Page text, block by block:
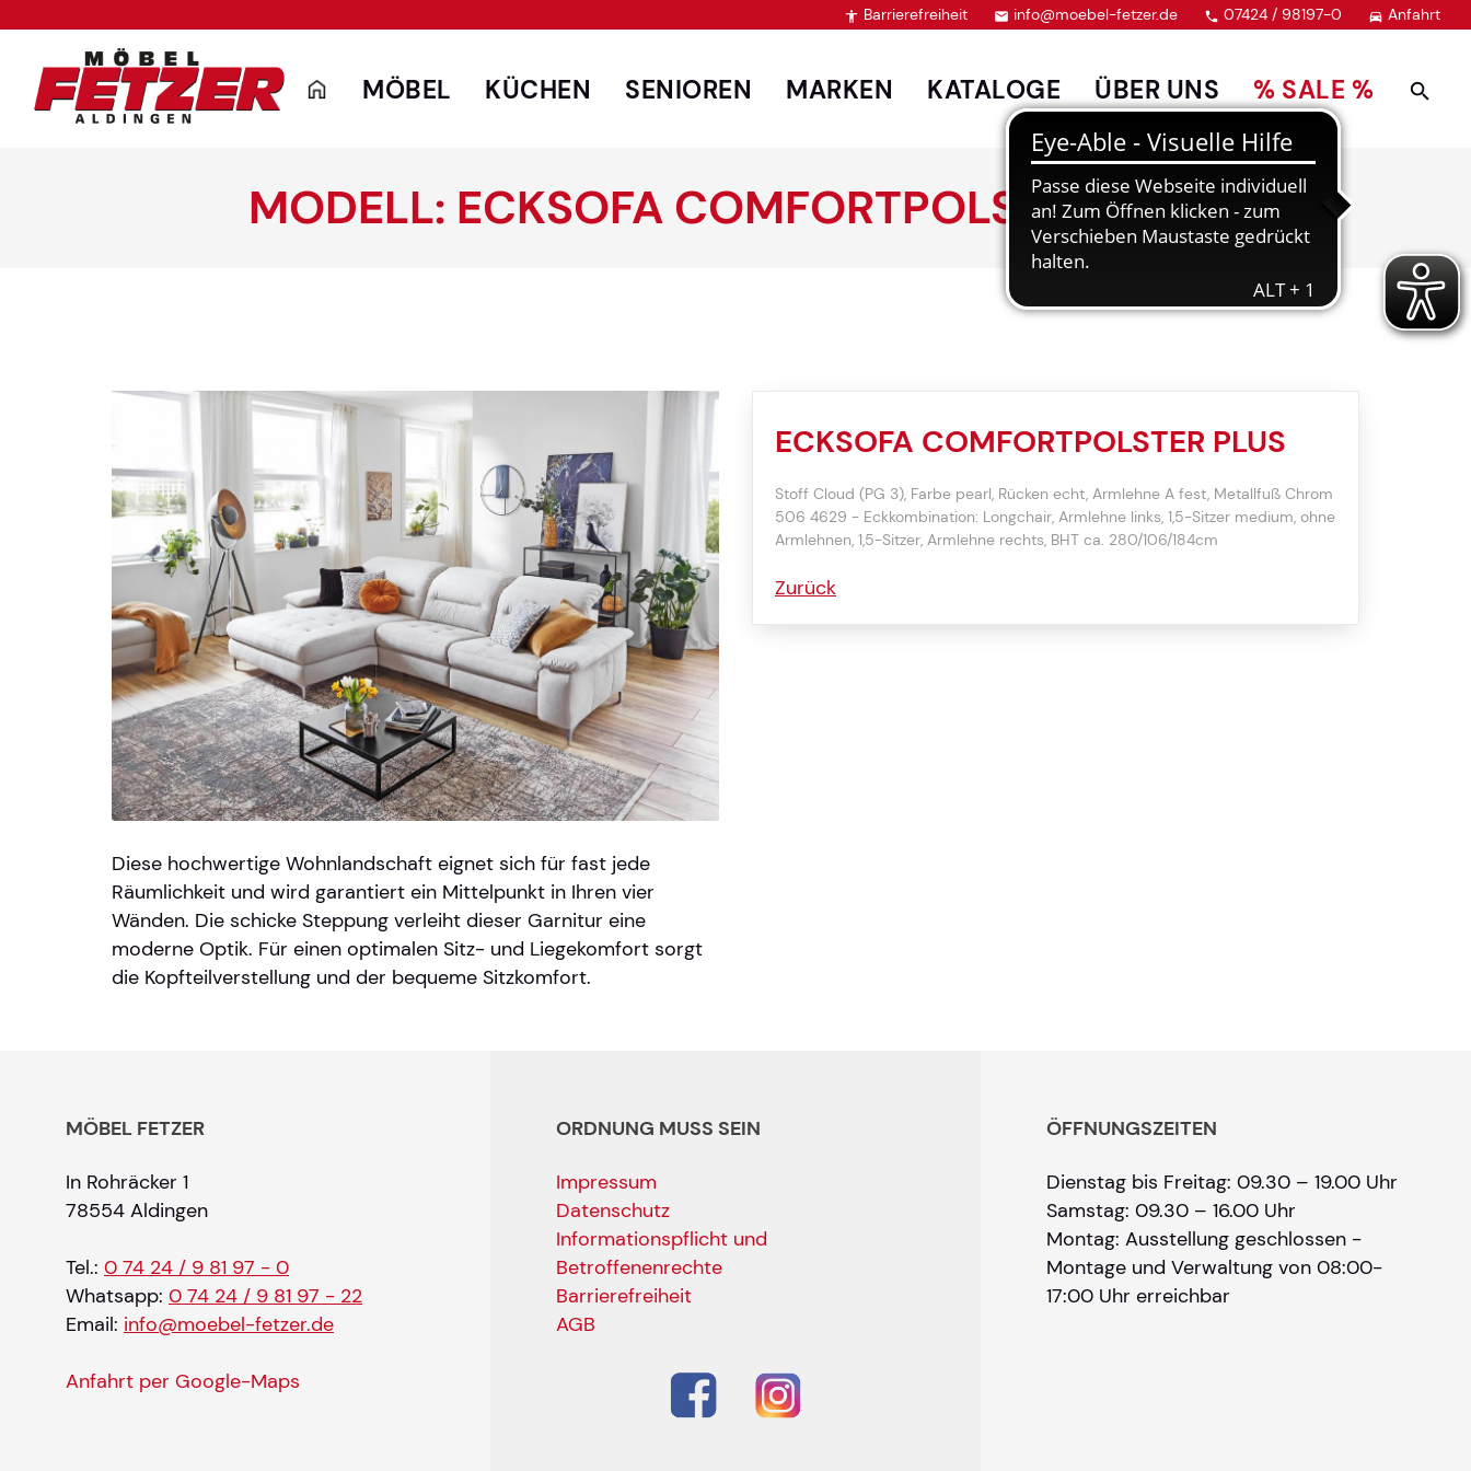
 Barrierefreiheit  info@moebel-fetzer.de  07424 / 98197-0  Anfahrt
MÖBEL KÜCHEN SENIOREN MARKEN KATALOGE ÜBER UNS % SALE %
MODELL: ECKSOFA COMFORTPOLSTER PLUS
Diese hochwertige Wohnlandschaft eignet sich für fast jede
Räumlichkeit und wird garantiert ein Mittelpunkt in Ihren vier
Wänden. Die schicke Steppung verleiht dieser Garnitur eine
moderne Optik. Für einen optimalen Sitz- und Liegekomfort sorgt
die Kopfteilverstellung und der bequeme Sitzkomfort.
ECKSOFA COMFORTPOLSTER PLUS
Stoff Cloud (PG 3), Farbe pearl, Rücken echt, Armlehne A fest, Metallfuß Chrom
506 4629 - Eckkombination: Longchair, Armlehne links, 1,5-Sitzer medium, ohne
Armlehnen, 1,5-Sitzer, Armlehne rechts, BHT ca. 280/106/184cm
Zurück
MÖBEL FETZER
In Rohräcker 1
78554 Aldingen
Tel.: 0 74 24 / 9 81 97 - 0
Whatsapp: 0 74 24 / 9 81 97 - 22
Email: info@moebel-fetzer.de
Anfahrt per Google-Maps
ORDNUNG MUSS SEIN
Impressum
Datenschutz
Informationspflicht und
Betroffenenrechte
Barrierefreiheit
AGB
ÖFFNUNGSZEITEN
Dienstag bis Freitag: 09.30 – 19.00 Uhr
Samstag: 09.30 – 16.00 Uhr
Montag: Ausstellung geschlossen -
Montage und Verwaltung von 08:00-
17:00 Uhr erreichbar